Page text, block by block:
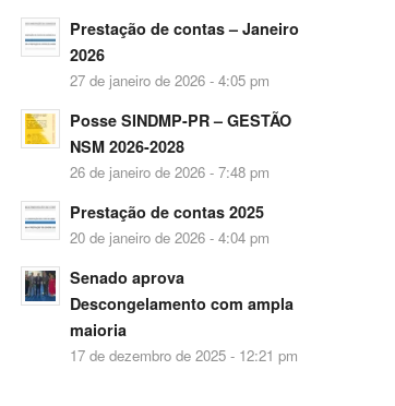
Prestação de contas – Janeiro
2026
27 de janeiro de 2026 - 4:05 pm
Posse SINDMP-PR – GESTÃO
NSM 2026-2028
26 de janeiro de 2026 - 7:48 pm
Prestação de contas 2025
20 de janeiro de 2026 - 4:04 pm
Senado aprova
Descongelamento com ampla
maioria
17 de dezembro de 2025 - 12:21 pm